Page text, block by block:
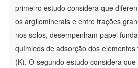
primeiro estudo considera que
os argilominerais e entre frações
nos solos, desempenham papel
químicos de adsorção dos
(K). O segundo estudo considera